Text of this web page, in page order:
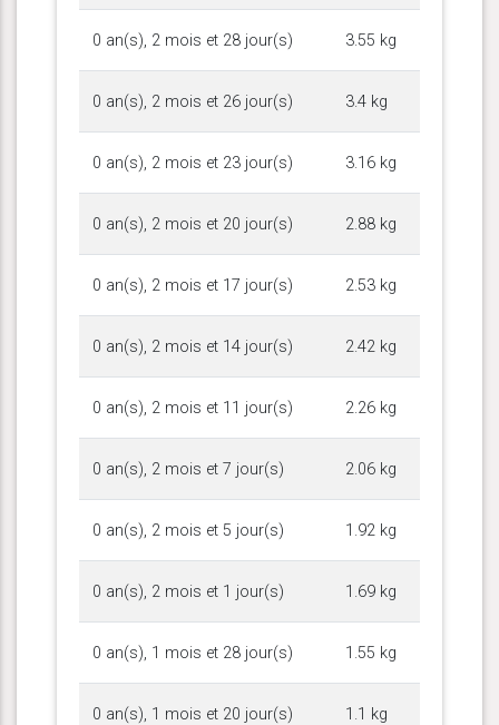
0 an(s), 2 mois et 28 jour(s) 3.55 kg
0 an(s), 2 mois et 26 jour(s) 3.4 kg
0 an(s), 2 mois et 23 jour(s) 3.16 kg
0 an(s), 2 mois et 20 jour(s) 2.88 kg
0 an(s), 2 mois et 17 jour(s) 2.53 kg
0 an(s), 2 mois et 14 jour(s) 2.42 kg
0 an(s), 2 mois et 11 jour(s) 2.26 kg
0 an(s), 2 mois et 7 jour(s) 2.06 kg
0 an(s), 2 mois et 5 jour(s) 1.92 kg
0 an(s), 2 mois et 1 jour(s) 1.69 kg
0 an(s), 1 mois et 28 jour(s) 1.55 kg
0 an(s), 1 mois et 20 jour(s) 1.1 kg